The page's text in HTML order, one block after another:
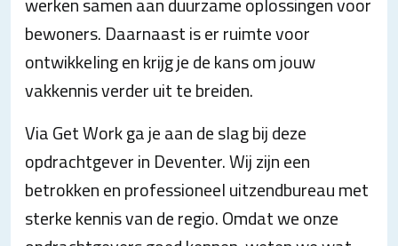
bewoners. Daarnaast is er ruimte voor
ontwikkeling en krijg je de kans om jouw
vakkennis verder uit te breiden.
Via Get Work ga je aan de slag bij deze
opdrachtgever in Deventer. Wij zijn een
betrokken en professioneel uitzendbureau met
sterke kennis van de regio. Omdat we onze